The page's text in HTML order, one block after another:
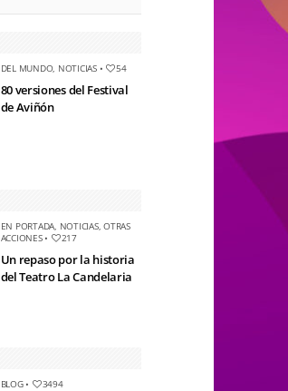
DEL MUNDO, NOTICIAS• 54
80 versiones del Festival
de Aviñón
EN PORTADA, NOTICIAS,OTRAS
ACCIONES• 217
Un repaso por la historia
del Teatro La Candelaria
BLOG• 3494